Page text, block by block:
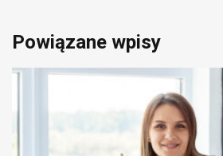
Powiązane wpisy